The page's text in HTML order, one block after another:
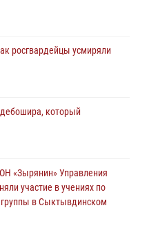
росгвардейцы усмиряли
который
«Зырянин» Управления
участие в учениях по
в Сыктывдинском